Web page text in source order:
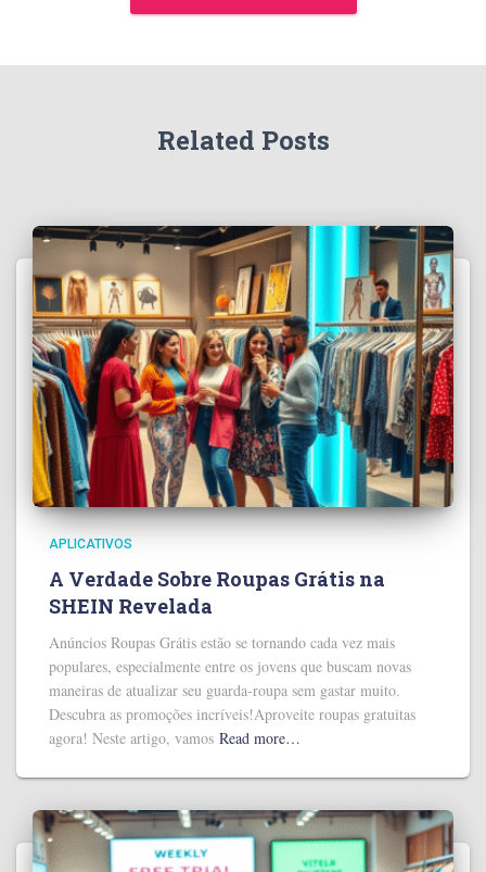
Related Posts
APLICATIVOS
A Verdade Sobre Roupas Grátis na
SHEIN Revelada
Anúncios Roupas Grátis estão se tornando cada vez mais
populares, especialmente entre os jovens que buscam novas
maneiras de atualizar seu guarda-roupa sem gastar muito.
Descubra as promoções incríveis!Aproveite roupas gratuitas
agora! Neste artigo, vamos Read more…